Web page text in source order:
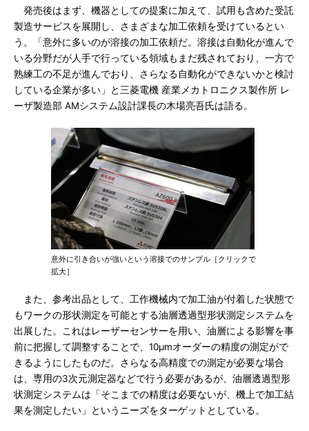
発売後はまず、機器としての提案に加えて、試用も含めた受託
製造サービスを展開し、さまざまな加工依頼を受けているとい
う。「意外に多いのが溶接の加工依頼だ。溶接は自動化が進んで
いる分野だが人手で行っている領域もまだ残されており、一方で
熟練工の不足が進んでおり、さらなる自動化ができないかと検討
している企業が多い」と三菱電機 産業メカトロニクス製作所 レ
ーザ製造部 AMシステム設計課長の木場亮吾氏は語る。
意外に引き合いが強いという溶接でのサンプル［クリックで
拡大］
また、参考出品として、工作機械内で加工油が付着した状態で
もワークの形状測定を可能とする油層透過型形状測定システムを
出展した。これはレーザーセンサーを用い、油層による影響を事
前に把握して調整することで、10μmオーダーの精度の測定がで
きるようにしたものだ。さらなる高精度での測定が必要な場合
は、専用の3次元測定器などで行う必要があるが、油層透過型形
状測定システムは「そこまでの精度は必要ないが、機上で加工結
果を測定したい」というニーズをターゲットとしている。